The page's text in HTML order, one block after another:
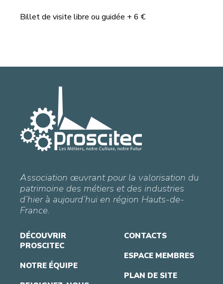
Billet de visite libre ou guidée + 6 €
Association œuvrant pour la valorisation du
patrimoine des métiers et des industries
d’hier à aujourd’hui en région Hauts-de-
France.
DÉCOUVRIR
PROSCITEC
NOTRE ÉQUIPE
CONTACTS
ESPACE MEMBRES
PLAN DE SITE